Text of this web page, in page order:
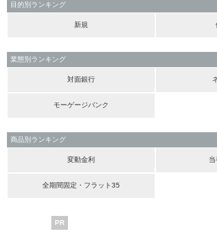
目的別ランキング
新規
業態別ランキング
対面銀行
モーゲージバンク
商品別ランキング
変動金利 当
全期間固定・フラット35
PR